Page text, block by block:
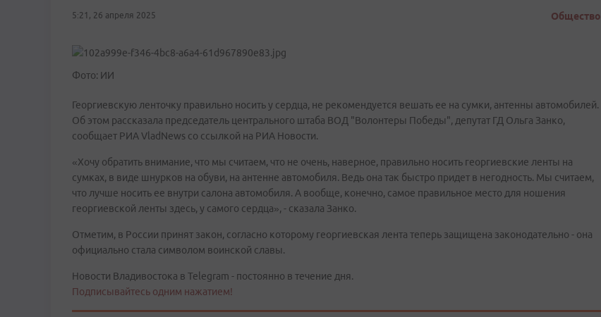
5:21, 26 апреля 2025 Общество
Фото: ИИ
Георгиевскую ленточку правильно носить у сердца, не рекомендуется вешать ее на сумки, антенны автомобилей.
Об этом рассказала председатель центрального штаба ВОД "Волонтеры Победы", депутат ГД Ольга Занко,
сообщает РИА VladNews со ссылкой на РИА Новости.
«Хочу обратить внимание, что мы считаем, что не очень, наверное, правильно носить георгиевские ленты на
сумках, в виде шнурков на обуви, на антенне автомобиля. Ведь она так быстро придет в негодность. Мы считаем,
что лучше носить ее внутри салона автомобиля. А вообще, конечно, самое правильное место для ношения
георгиевской ленты здесь, у самого сердца», - сказала Занко.
Отметим, в России принят закон, согласно которому георгиевская лента теперь защищена законодательно - она
официально стала символом воинской славы.
Новости Владивостока в Telegram - постоянно в течение дня.
Подписывайтесь одним нажатием!